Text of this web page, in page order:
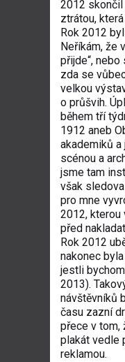
2012 skončil
ztrátou,
Rok 2012
Neříkám, že
přijde“,
zda se
velkou
o průšvih.
během tří
1912 aneb
akademiků
scénou a
jsme tam
však
pro mne
2012, kterou
před
Rok 2012
nakonec
jestli
2013).
návštěvníků
času zazní
přece v tom,
plakát vedle
reklamou.